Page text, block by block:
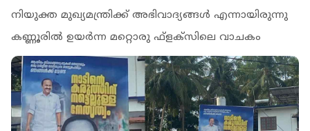
നിയുക്ത മുഖ്യമന്ത്രിക്ക് അഭിവാദ്യങ്ങൾ എന്നായിരുന്നു
കണ്ണൂരിൽ ഉയർന്ന മറ്റൊരു ഫ്‌ളക്‌സിലെ വാചകം